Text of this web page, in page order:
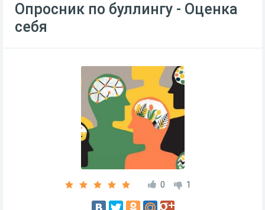
Опросник по буллингу - Оценка
себя
0 1